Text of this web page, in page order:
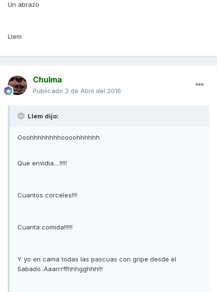
Un abrazo
Llem
Chulma
Publicado 2 de Abril del 2016
Llem dijo:
Ooohhhhhhhhoooohhhhhh
Que envidia....!!!!!
Cuantos corceles!!!!
Cuanta comida!!!!!!
Y yo en cama todas las pascuas con gripe desde el
Sabado..Aaarrrffhhhgghhh!!!